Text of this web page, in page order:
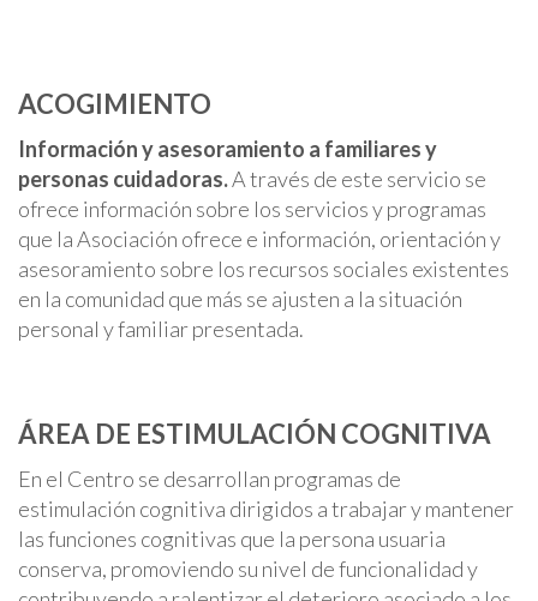
ACOGIMIENTO
Información y asesoramiento a familiares y
personas cuidadoras.A través de este servicio se
ofrece información sobre los servicios y programas
que la Asociación ofrece e información, orientación y
asesoramiento sobre los recursos sociales existentes
en la comunidad que más se ajusten a la situación
personal y familiar presentada.
ÁREA DE ESTIMULACIÓN COGNITIVA
En el Centro se desarrollan programas de
estimulación cognitiva dirigidos a trabajar y mantener
las funciones cognitivas que la persona usuaria
conserva, promoviendo su nivel de funcionalidad y